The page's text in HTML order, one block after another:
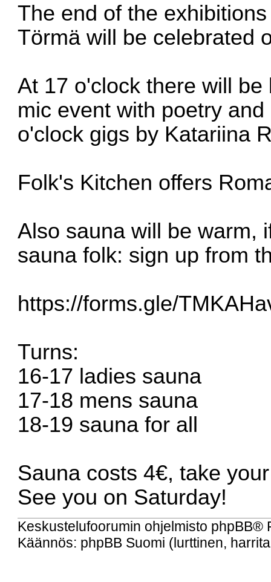
The end of the
Törmä will be celebrated
At 17 o'clock there will
mic event with poetry
o'clock gigs by Katariina
Folk's Kitchen offers
Also sauna will be warm,
sauna folk: sign up from
https://forms.gle/
Turns:
16-17 ladies sauna
17-18 mens sauna
18-19 sauna for all
Sauna costs 4€, take
See you on Saturday!
Keskustelufoorumin ohjelmisto phpBB®
Käännös: phpBB Suomi (lurttinen,